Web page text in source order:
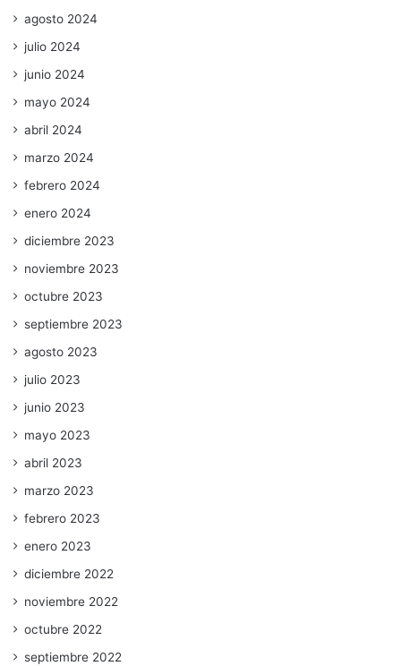
agosto 2024
julio 2024
junio 2024
mayo 2024
abril 2024
marzo 2024
febrero 2024
enero 2024
diciembre 2023
noviembre 2023
octubre 2023
septiembre 2023
agosto 2023
julio 2023
junio 2023
mayo 2023
abril 2023
marzo 2023
febrero 2023
enero 2023
diciembre 2022
noviembre 2022
octubre 2022
septiembre 2022